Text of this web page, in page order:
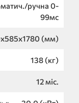
ручна 0-
99мс
(мм)
138 (кг)
12 міс.